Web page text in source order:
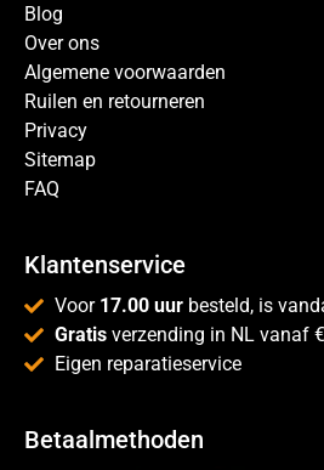
Blog
Over ons
Algemene voorwaarden
Ruilen en retourneren
Privacy
Sitemap
FAQ
Klantenservice
Voor 17.00 uur besteld, is
Gratis verzending in NL vanaf
Eigen reparatieservice
Betaalmethoden